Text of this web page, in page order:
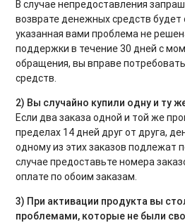
В случае непредоставления
возврате денежных средств будет
указанная вами проблема не
поддержки в течение 30 дней с
обращения, вы вправе
средств.
2) Вы случайно купили одну и ту
Если два заказа одной и той же
пределах 14 дней друг от друга,
одному из этих заказов подлежат
случае предоставьте номера
оплате по обоим заказам.
3) При активации продукта вы
проблемами, которые не были